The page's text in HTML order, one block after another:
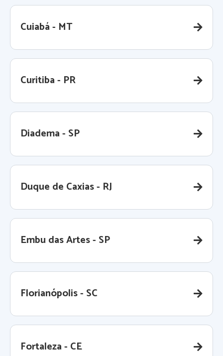
Cuiabá - MT
Curitiba - PR
Diadema - SP
Duque de Caxias - RJ
Embu das Artes - SP
Florianópolis - SC
Fortaleza - CE